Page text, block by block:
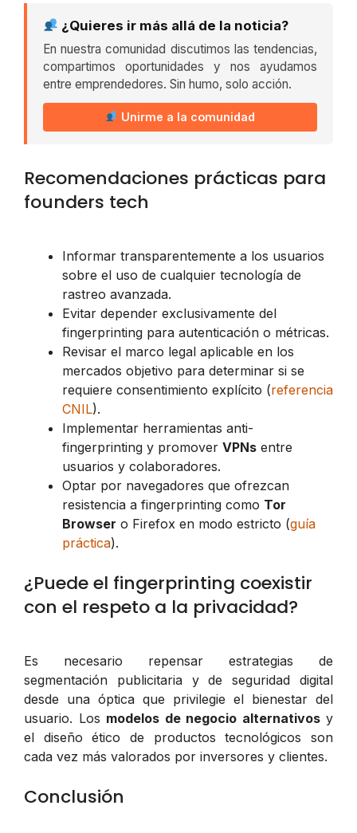
¿Quieres ir más allá de la noticia?
En nuestra comunidad discutimos las tendencias,
compartimos oportunidades y nos ayudamos
entre emprendedores. Sin humo, solo acción.
Unirme a la comunidad
Recomendaciones prácticas para
founders tech
Informar transparentemente a los usuarios
sobre el uso de cualquier tecnología de
rastreo avanzada.
Evitar depender exclusivamente del
fingerprinting para autenticación o métricas.
Revisar el marco legal aplicable en los
mercados objetivo para determinar si se
requiere consentimiento explícito (referencia
CNIL).
Implementar herramientas anti-
fingerprinting y promover VPNs entre
usuarios y colaboradores.
Optar por navegadores que ofrezcan
resistencia a fingerprinting como Tor
Browser o Firefox en modo estricto (guía
práctica).
¿Puede el fingerprinting coexistir
con el respeto a la privacidad?
Es necesario repensar estrategias de
segmentación publicitaria y de seguridad digital
desde una óptica que privilegie el bienestar del
usuario. Los modelos de negocio alternativosy
el diseño ético de productos tecnológicos son
cada vez más valorados por inversores y clientes.
Conclusión